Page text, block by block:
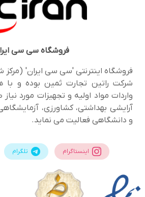
فروشگاهسی سی
فروشگاه اینترنتی 'سی سی ایران' (مرکز
شرکت راتین تجارت ثمین بوده و با
واردات مواد اولیه و تجهیزات مورد نیاز
آرایشی بهداشتی، کشاورزی،
و دانشگاهی فعالیت می نماید.
اینستاگرام تلگرام